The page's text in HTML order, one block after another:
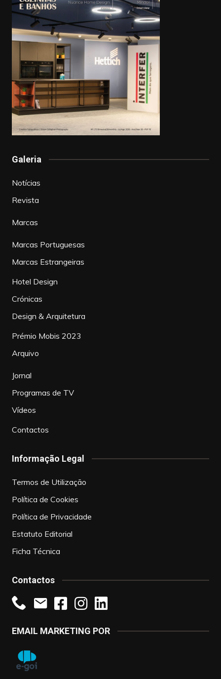
Galeria
Notícias
Revista
Marcas
Marcas Portuguesas
Marcas Estrangeiras
Hotel Design
Crónicas
Design & Arquitetura
Prémio Mobis 2023
Arquivo
Jornal
Programas de TV
Vídeos
Contactos
Informação Legal
Termos de Utilização
Política de Cookies
Política de Privacidade
Estatuto Editorial
Ficha Técnica
Contactos
EMAIL MARKETING POR